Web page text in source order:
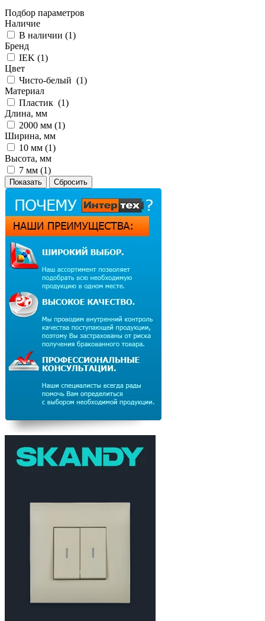
Подбор параметров
Наличие
В наличии (1)
Бренд
IEK (1)
Цвет
Чисто-белый (1)
Материал
Пластик (1)
Длина, мм
2000 мм (1)
Ширина, мм
10 мм (1)
Высота, мм
7 мм (1)